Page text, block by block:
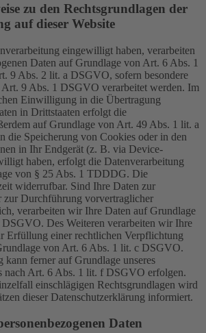
zu den Rechtsgrundlagen der
auf dieser Website
eingewilligt haben, verarbeiten
Daten auf Grundlage von Art. 6 Abs. 1
9 Abs. 2 lit. a DSGVO, sofern besondere
Art. 9 Abs. 1 DSGVO verarbeitet werden. Im
Einwilligung in die Übertragung
in Drittstaaten erfolgt die
auf Grundlage von Art. 49 Abs. 1 lit. a
die Speicherung von Cookies oder in den
in Ihr Endgerät (z. B. via Device-
haben, erfolgt die Datenverarbeitung
von § 25 Abs. 1 TDDDG. Die
widerrufbar. Sind Ihre Daten zur
zur Durchführung vorvertraglicher
verarbeiten wir Ihre Daten auf Grundlage
Des Weiteren verarbeiten wir Ihre
Erfüllung einer rechtlichen Verpflichtung
von Art. 6 Abs. 1 lit. c DSGVO.
kann ferner auf Grundlage unseres
nach Art. 6 Abs. 1 lit. f DSGVO erfolgen.
einschlägigen Rechtsgrundlagen wird
dieser Datenschutzerklärung informiert.
Daten